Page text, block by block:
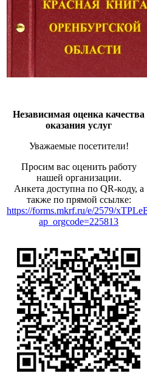
Независимая оценка качества
оказания услуг
Уважаемые посетители!
Просим вас оценить работу
нашей организации.
Анкета доступна по QR-коду, а
также по прямой ссылке:
https://forms.mkrf.ru/e/2579/
ap_orgcode=225813